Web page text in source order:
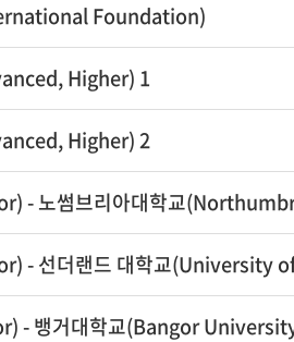
Foundation)
Higher) 1
Higher) 2
- 노썸브리아대학교
- 선더랜드 대학교(University
- 뱅거대학교(Bangor